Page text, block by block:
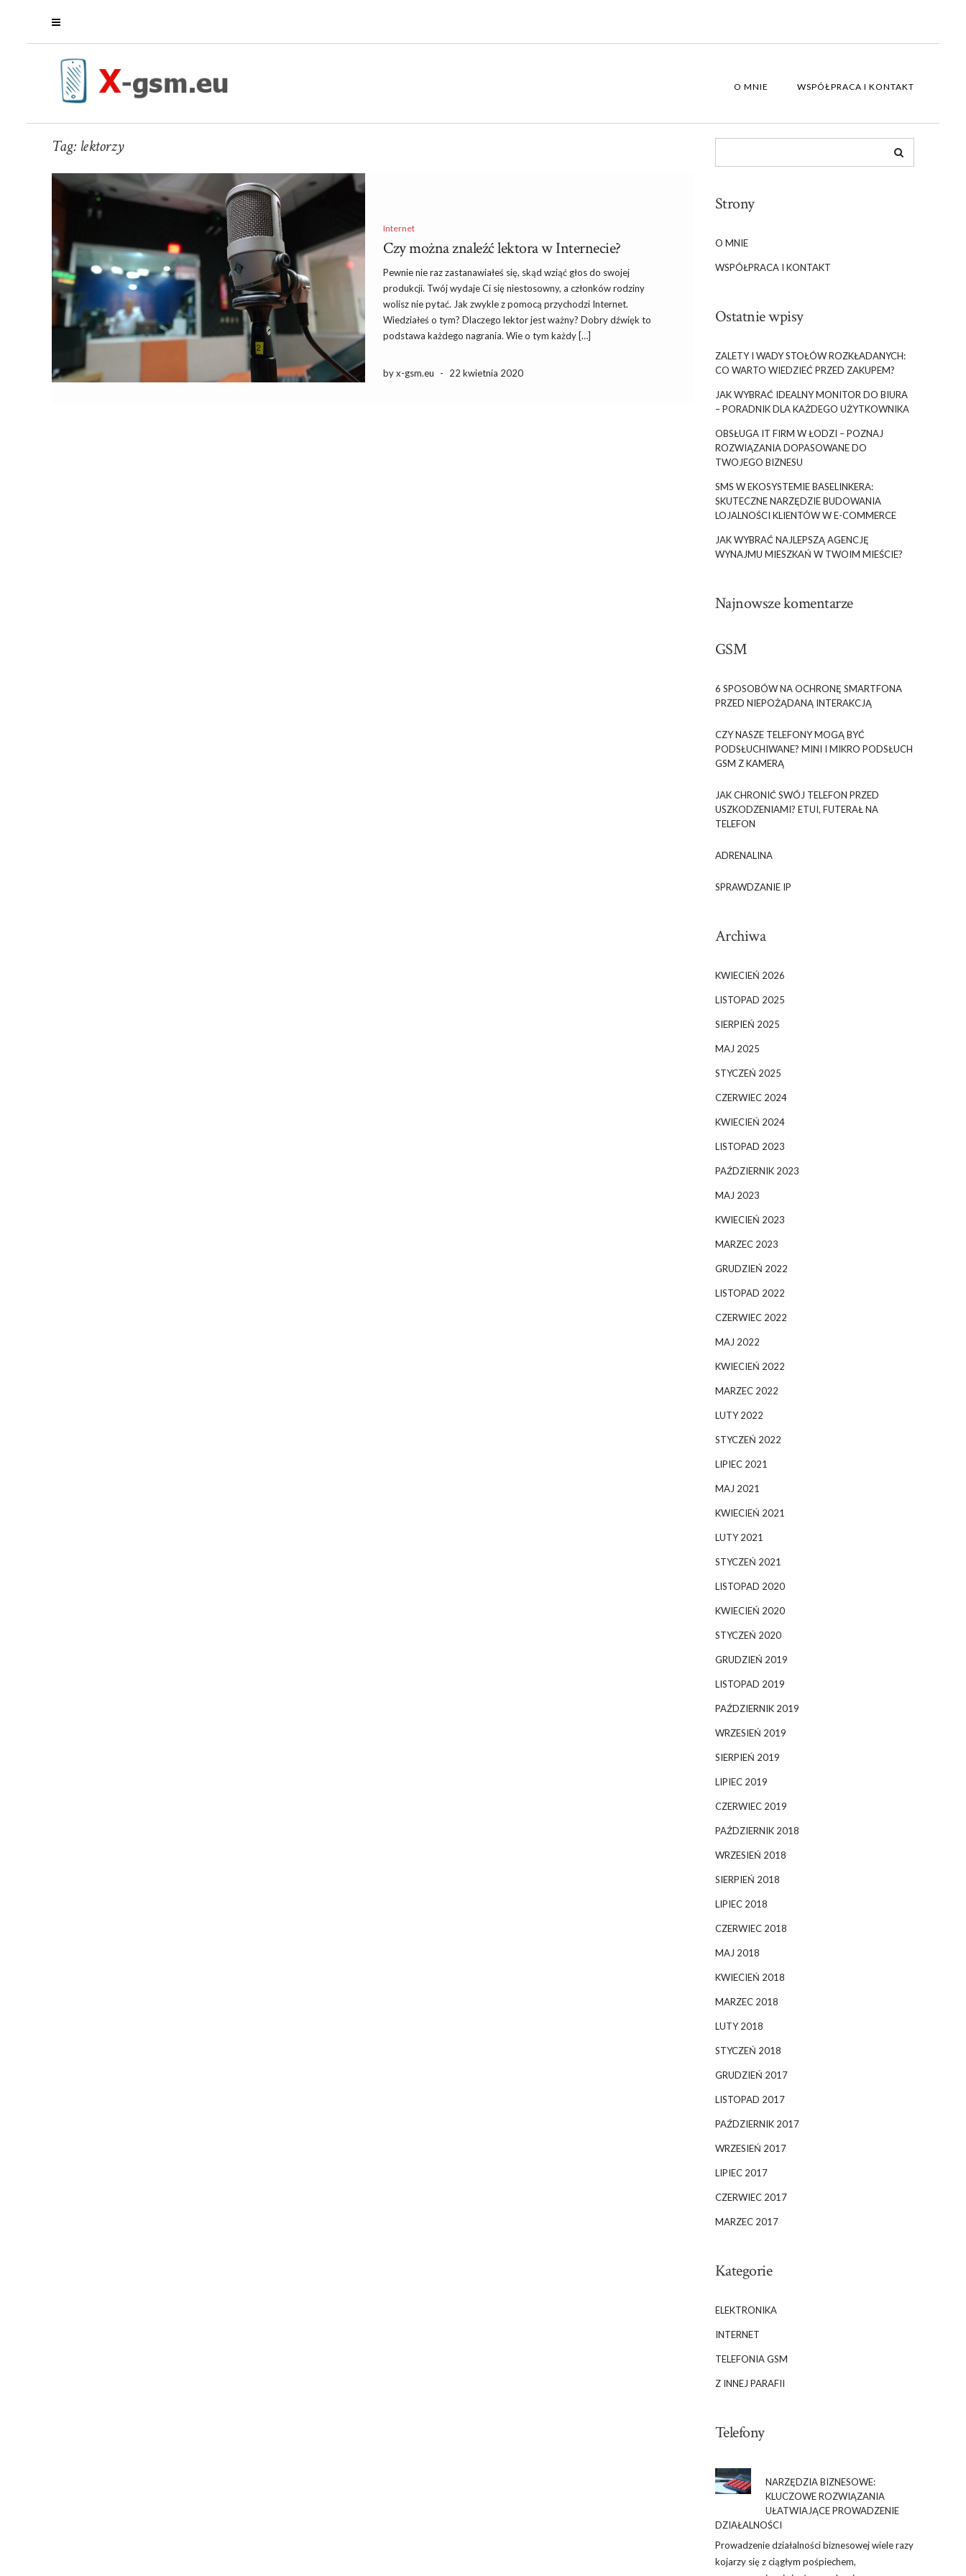
O MNIE WSPÓŁPRACA I KONTAKT
Tag:lektorzy
Internet
Czy można znaleźć lektora w Internecie?
Pewnie nie raz zastanawiałeś się, skąd wziąć głos do swojej
produkcji. Twój wydaje Ci się niestosowny, a członków rodziny
wolisz nie pytać. Jak zwykle z pomocą przychodzi Internet.
Wiedziałeś o tym? Dlaczego lektor jest ważny? Dobry dźwięk to
podstawa każdego nagrania. Wie o tym każdy […]
by x-gsm.eu - 22 kwietnia 2020
Strony
O MNIE
WSPÓŁPRACA I KONTAKT
Ostatnie wpisy
ZALETY I WADY STOŁÓW ROZKŁADANYCH:
CO WARTO WIEDZIEĆ PRZED ZAKUPEM?
JAK WYBRAĆ IDEALNY MONITOR DO BIURA
– PORADNIK DLA KAŻDEGO UŻYTKOWNIKA
OBSŁUGA IT FIRM W ŁODZI – POZNAJ
ROZWIĄZANIA DOPASOWANE DO
TWOJEGO BIZNESU
SMS W EKOSYSTEMIE BASELINKERA:
SKUTECZNE NARZĘDZIE BUDOWANIA
LOJALNOŚCI KLIENTÓW W E-COMMERCE
JAK WYBRAĆ NAJLEPSZĄ AGENCJĘ
WYNAJMU MIESZKAŃ W TWOIM MIEŚCIE?
Najnowsze komentarze
GSM
6 SPOSOBÓW NA OCHRONĘ SMARTFONA
PRZED NIEPOŻĄDANĄ INTERAKCJĄ
CZY NASZE TELEFONY MOGĄ BYĆ
PODSŁUCHIWANE? MINI I MIKRO PODSŁUCH
GSM Z KAMERĄ
JAK CHRONIĆ SWÓJ TELEFON PRZED
USZKODZENIAMI? ETUI, FUTERAŁ NA
TELEFON
ADRENALINA
SPRAWDZANIE IP
Archiwa
KWIECIEŃ 2026
LISTOPAD 2025
SIERPIEŃ 2025
MAJ 2025
STYCZEŃ 2025
CZERWIEC 2024
KWIECIEŃ 2024
LISTOPAD 2023
PAŹDZIERNIK 2023
MAJ 2023
KWIECIEŃ 2023
MARZEC 2023
GRUDZIEŃ 2022
LISTOPAD 2022
CZERWIEC 2022
MAJ 2022
KWIECIEŃ 2022
MARZEC 2022
LUTY 2022
STYCZEŃ 2022
LIPIEC 2021
MAJ 2021
KWIECIEŃ 2021
LUTY 2021
STYCZEŃ 2021
LISTOPAD 2020
KWIECIEŃ 2020
STYCZEŃ 2020
GRUDZIEŃ 2019
LISTOPAD 2019
PAŹDZIERNIK 2019
WRZESIEŃ 2019
SIERPIEŃ 2019
LIPIEC 2019
CZERWIEC 2019
PAŹDZIERNIK 2018
WRZESIEŃ 2018
SIERPIEŃ 2018
LIPIEC 2018
CZERWIEC 2018
MAJ 2018
KWIECIEŃ 2018
MARZEC 2018
LUTY 2018
STYCZEŃ 2018
GRUDZIEŃ 2017
LISTOPAD 2017
PAŹDZIERNIK 2017
WRZESIEŃ 2017
LIPIEC 2017
CZERWIEC 2017
MARZEC 2017
Kategorie
ELEKTRONIKA
INTERNET
TELEFONIA GSM
Z INNEJ PARAFII
Telefony
NARZĘDZIA BIZNESOWE:
KLUCZOWE ROZWIĄZANIA
UŁATWIAJĄCE PROWADZENIE
DZIAŁALNOŚCI
Prowadzenie działalności biznesowej wiele razy
kojarzy się z ciągłym pośpiechem,